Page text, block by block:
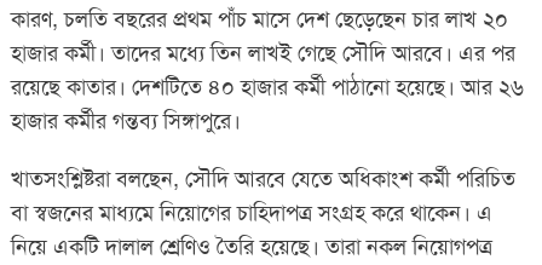
কারণ, চলতি বছরের প্রথম পাঁচ মাসে দেশ ছেড়েছেন চার লাখ ২০
হাজার কর্মী। তাদের মধ্যে তিন লাখই গেছে সৌদি আরবে। এর পর
রয়েছে কাতার। দেশটিতে ৪০ হাজার কর্মী পাঠানো হয়েছে। আর ২৬
হাজার কর্মীর গন্তব্য সিঙ্গাপুরে।
খাতসংশ্লিষ্টরা বলছেন, সৌদি আরবে যেতে অধিকাংশ কর্মী পরিচিত
বা স্বজনের মাধ্যমে নিয়োগের চাহিদাপত্র সংগ্রহ করে থাকেন। এ
নিয়ে একটি দালাল শ্রেণিও তৈরি হয়েছে। তারা নকল নিয়োগপত্র